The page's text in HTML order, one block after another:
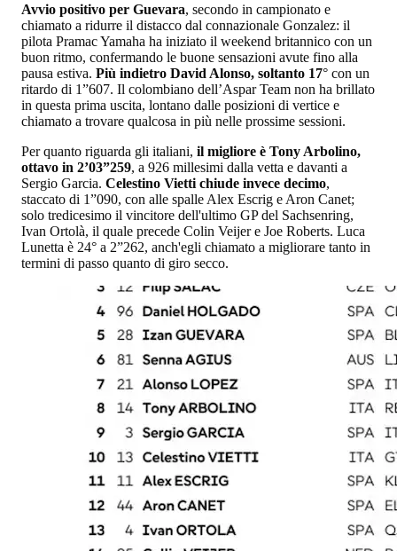
Avvio positivo per Guevara, secondo in campionato e
chiamato a ridurre il distacco dal connazionale Gonzalez: il
pilota Pramac Yamaha ha iniziato il weekend britannico con un
buon ritmo, confermando le buone sensazioni avute fino alla
pausa estiva. Più indietro David Alonso, soltanto 17° con un
ritardo di 1”607. Il colombiano dell’Aspar Team non ha brillato
in questa prima uscita, lontano dalle posizioni di vertice e
chiamato a trovare qualcosa in più nelle prossime sessioni.
Per quanto riguarda gli italiani, il migliore è Tony Arbolino,
ottavo in 2’03”259, a 926 millesimi dalla vetta e davanti a
Sergio Garcia. Celestino Vietti chiude invece decimo,
staccato di 1”090, con alle spalle Alex Escrig e Aron Canet;
solo tredicesimo il vincitore dell'ultimo GP del Sachsenring,
Ivan Ortolà, il quale precede Colin Veijer e Joe Roberts. Luca
Lunetta è 24° a 2”262, anch'egli chiamato a migliorare tanto in
termini di passo quanto di giro secco.